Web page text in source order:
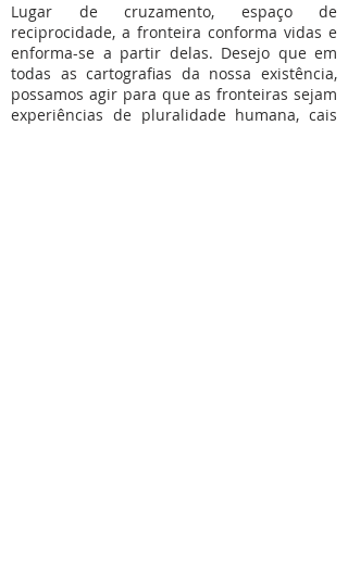
Lugar de cruzamento, espaço de
reciprocidade, a fronteira conforma vidas e
enforma-se a partir delas. Desejo que em
todas as cartografias da nossa existência,
possamos agir para que as fronteiras sejam
experiências de pluralidade humana, cais